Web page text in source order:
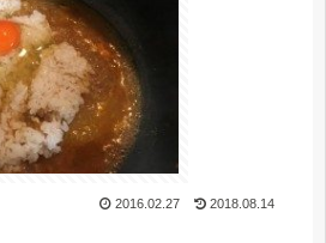
2016.02.27 2018.08.14